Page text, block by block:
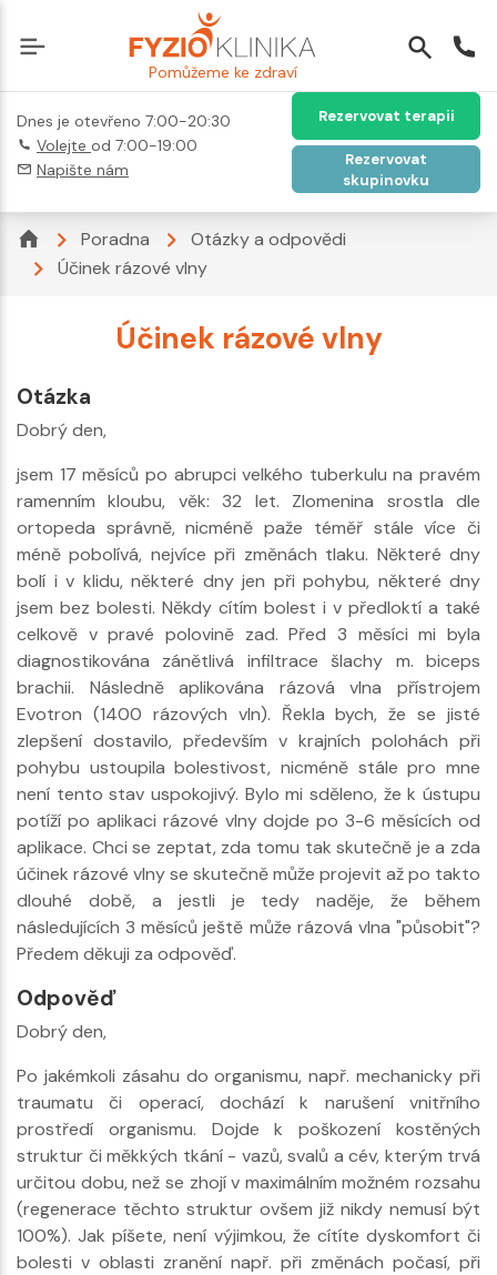
Pomůžeme ke zdraví
Dnes je otevřeno 7:00-20:30
Volejte od 7:00-19:00
Napište nám
Rezervovat terapii
Rezervovat
skupinovku
Poradna
Otázky a odpovědi
Účinek rázové vlny
Účinek rázové vlny
Otázka
Dobrý den,
jsem 17 měsíců po abrupci velkého tuberkulu na pravém
ramenním kloubu, věk: 32 let. Zlomenina srostla dle
ortopeda správně, nicméně paže téměř stále více či
méně pobolívá, nejvíce při změnách tlaku. Některé dny
bolí i v klidu, některé dny jen při pohybu, některé dny
jsem bez bolesti. Někdy cítím bolest i v předloktí a také
celkově v pravé polovině zad. Před 3 měsíci mi byla
diagnostikována zánětlivá infiltrace šlachy m. biceps
brachii. Následně aplikována rázová vlna přístrojem
Evotron (1400 rázových vln). Řekla bych, že se jisté
zlepšení dostavilo, především v krajních polohách při
pohybu ustoupila bolestivost, nicméně stále pro mne
není tento stav uspokojivý. Bylo mi sděleno, že k ústupu
potíží po aplikaci rázové vlny dojde po 3-6 měsících od
aplikace. Chci se zeptat, zda tomu tak skutečně je a zda
účinek rázové vlny se skutečně může projevit až po takto
dlouhé době, a jestli je tedy naděje, že během
následujících 3 měsíců ještě může rázová vlna "působit"?
Předem děkuji za odpověď.
Odpověď
Dobrý den,
Po jakémkoli zásahu do organismu, např. mechanicky při
traumatu či operací, dochází k narušení vnitřního
prostředí organismu. Dojde k poškození kostěných
struktur či měkkých tkání - vazů, svalů a cév, kterým trvá
určitou dobu, než se zhojí v maximálním možném rozsahu
(regenerace těchto struktur ovšem již nikdy nemusí být
100%). Jak píšete, není výjimkou, že cítíte dyskomfort či
bolesti v oblasti zranění např. při změnách počasí, při